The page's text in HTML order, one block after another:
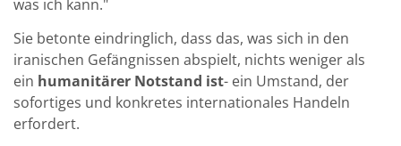
was ich kann."
Sie betonte eindringlich, dass das, was sich in den
iranischen Gefängnissen abspielt, nichts weniger als
ein humanitärer Notstand ist- ein Umstand, der
sofortiges und konkretes internationales Handeln
erfordert.